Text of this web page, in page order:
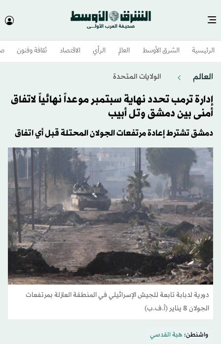
الرئيسية الشرق الأوسط​ العالم الرأي الاقتصاد ثقافة وفنون
العالم الولايات المتحدة​
إدارة ترمب تحدد نهاية سبتمبر موعداً نهائياً لاتفاق
أمنى بين دمشق وتل أبيب
دمشق تشترط إعادة مرتفعات الجولان المحتلة قبل أي اتفاق
دورية لدبابة تابعة للجيش الإسرائيلي في المنطقة العازلة بمرتفعات
الجولان 8 يناير (أ.ف.ب)
واشنطن: هبة القدسي